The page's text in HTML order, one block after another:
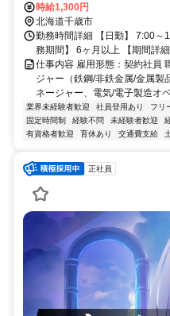
ク、マイカー通勤OK（無料駐
時給1,300円
北海道千歳市
勤務時間詳細 【日勤】 7:00～
務期間】 6ヶ月以上 【期間詳
仕事内容 雇用形態：契約社員
ジャー（鉄鋼/非鉄金属/金属製
ネージャー、電気/電子製造オ
業界未経験者歓迎 社員登用あり フリ
固定時間制
経験不問 未経験者歓迎
有資格者歓迎
育休あり 交通費支給
正社員